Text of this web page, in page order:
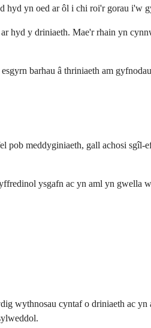
hyd yn oed ar ôl i chi roi'r gorau i'w
hyd y driniaeth. Mae'r rhain yn
barhau â thriniaeth am
pob meddyginiaeth, gall achosi
ysgafn ac yn aml yn gwella
wythnosau cyntaf o driniaeth ac